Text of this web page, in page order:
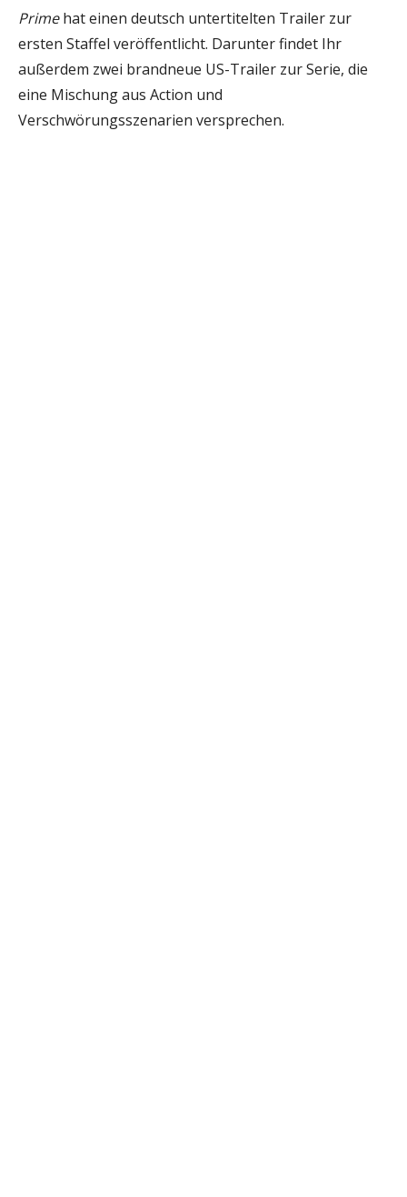
Primehat einen deutsch untertitelten Trailer zur
ersten Staffel veröffentlicht. Darunter findet Ihr
außerdem zwei brandneue US-Trailer zur Serie, die
eine Mischung aus Action und
Verschwörungsszenarien versprechen.